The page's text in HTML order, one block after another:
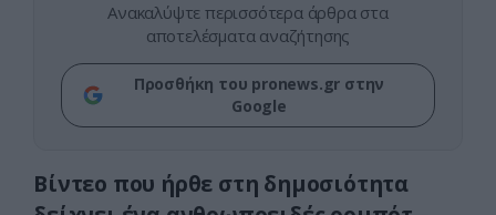
Ανακαλύψτε περισσότερα άρθρα στα
αποτελέσματα αναζήτησης
Προσθήκη του pronews.gr στην
Google
Βίντεο που ήρθε στη δημοσιότητα